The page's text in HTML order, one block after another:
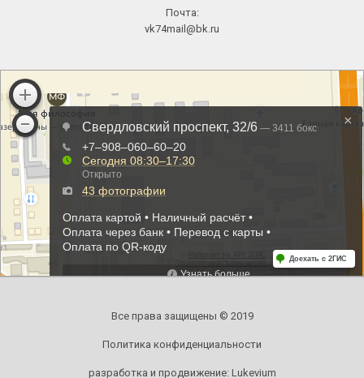
Почта:
vk74mail@bk.ru
Все права защищены © 2019
Политика конфиденциальности
разработка и продвижение: Lukevium